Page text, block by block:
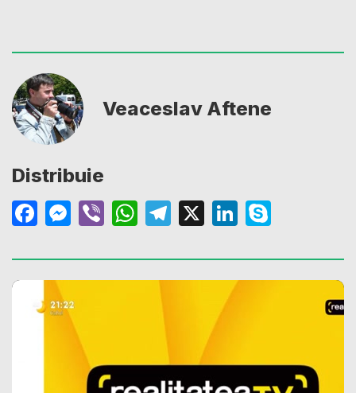
Veaceslav Aftene
Distribuie
Facebook
Messenger
ViberWhatsApp
Telegram
X LinkedIn